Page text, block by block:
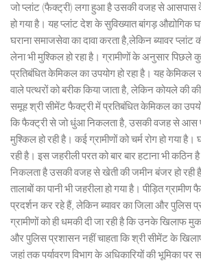
जो प्लांट (फैक्ट्री) लगा हुआ है उसकी वजह से आसपास के
हो गया है। यह प्लांट देश के सुविख्यात बांगड़ औद्योगिक
घराना समाजसेवा का दावा करता है,लेकिन ब्यावर प्लांट
लेना भी मुश्किल हो रहा है। ग्रामीणों के अनुसार पिछले
प्रतिबंधित केमिकल का उपयोग हो रहा है। यह
वाले पत्थरों को बरीक किया जाता है, लेकिन कोयले की
समूह श्री सीमेंट फैक्ट्री में प्रतिबंधित केमिकल का
कि फैक्ट्री से जो धुंआ निकलता है, उसकी वजह से आस
मुश्किल हो रही है। कई ग्रामीणों को चर्म रोग हो गया
रही है। इस जहरीली परत को बार बार हटाना भी कठिन
निकलता है उसकी वजह से खेती की जमीन बंजर हो
तालाबों का पानी भी जहरीला हो गया है। पीड़ित
प्रदर्शन कर रहे हैं, लेकिन ब्यावर का जिला और पुलिस
ग्रामीणों को ही धमकी दी जा रही है कि उनके खिलाफ
और पुलिस प्रशासन नहीं चाहता कि श्री सीमेंट के
जहां तक पर्यावरण विभाग के अधिकारियों की भूमिका पर